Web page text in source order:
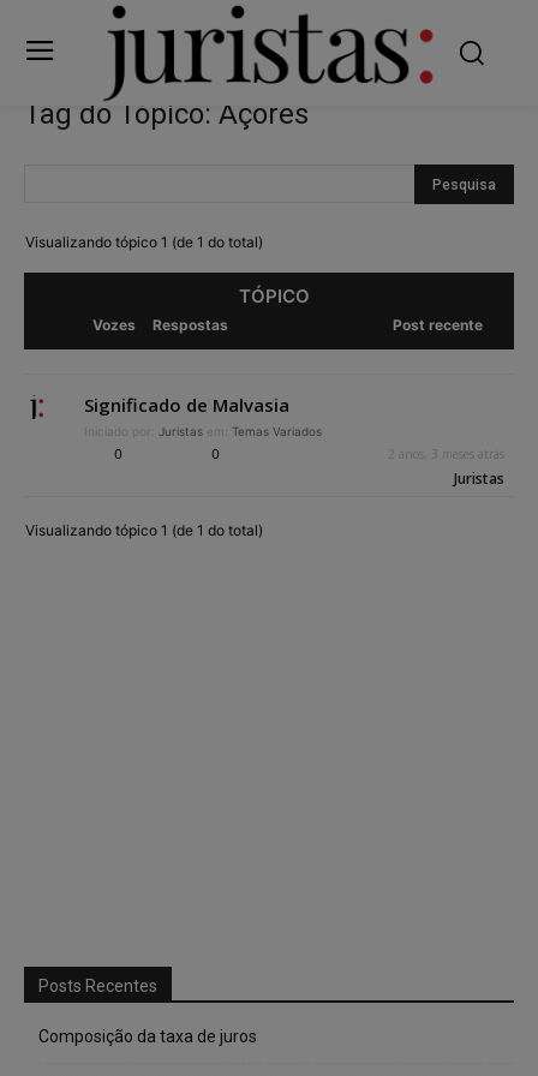
Tag do Tópico: Açores
Visualizando tópico 1 (de 1 do total)
TÓPICO
Vozes Respostas Post recente
Significado de Malvasia
Iniciado por: Juristas em: Temas Variados
0 0 2 anos, 3 meses atrás
Juristas
Visualizando tópico 1 (de 1 do total)
Posts Recentes
Composição da taxa de juros